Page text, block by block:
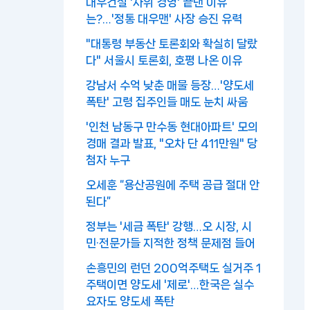
는?…'정통 대우맨' 사장 승진 유력
"대통령 부동산 토론회와 확실히 달랐
다" 서울시 토론회, 호평 나온 이유
강남서 수억 낮춘 매물 등장…'양도세
폭탄' 고령 집주인들 매도 눈치 싸움
'인천 남동구 만수동 현대아파트' 모의
경매 결과 발표, "오차 단 411만원" 당
첨자 누구
오세훈 “용산공원에 주택 공급 절대 안
된다”
정부는 '세금 폭탄' 강행…오 시장, 시
민·전문가들 지적한 정책 문제점 들어
손흥민의 런던 200억주택도 실거주 1
주택이면 양도세 '제로'…한국은 실수
요자도 양도세 폭탄